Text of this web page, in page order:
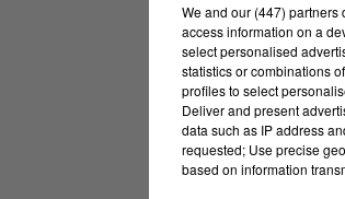
We and our (447) partners
access information on a
select personalised
statistics or combinations
profiles to select
Deliver and present
data such as IP address
requested; Use precise
based on information